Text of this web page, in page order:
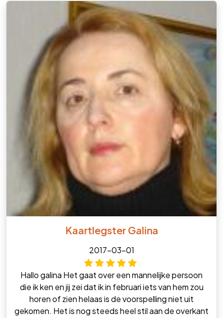
Kaartlegster Galina
2017-03-01
Hallo galina Het gaat over een mannelijke persoon
die ik ken en jij zei dat ik in februari iets van hem zou
horen of zien helaas is de voorspelling niet uit
gekomen. Het is nog steeds heel stil aan de overkant